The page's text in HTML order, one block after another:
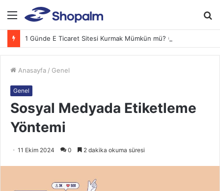
Menü
Anasayfa / Genel
Genel
Sosyal Medyada Etiketleme
Yöntemi
11 Ekim 2024 0 2 dakika okuma süresi